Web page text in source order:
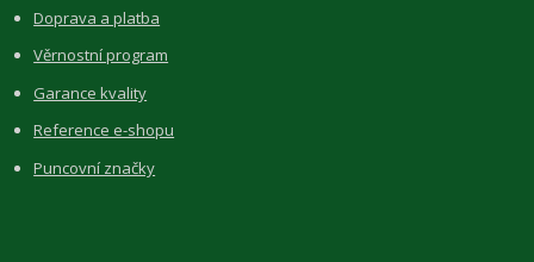
Doprava a platba
Věrnostní program
Garance kvality
Reference e-shopu
Puncovní značky